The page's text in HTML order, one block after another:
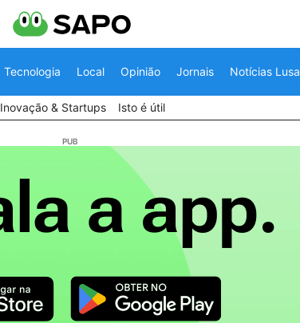
Tecnologia Local Opinião Jornais Notícias Lusa
Inovação & Startups Isto é útil